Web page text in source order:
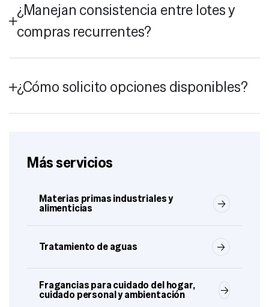
¿Manejan consistencia entre lotes y
compras recurrentes?
¿Cómo solicito opciones disponibles?
Más servicios
Materias primas industriales y
alimenticias
Tratamiento de aguas
Fragancias para cuidado del hogar,
cuidado personal y ambientación